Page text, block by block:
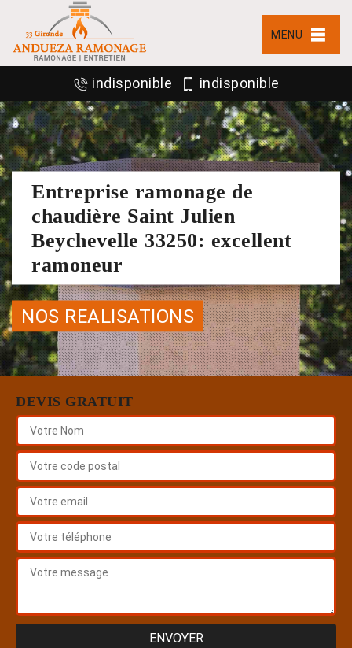
MENU
indisponible indisponible
Entreprise ramonage de
chaudière Saint Julien
Beychevelle 33250: excellent
ramoneur
NOS REALISATIONS
DEVIS GRATUIT